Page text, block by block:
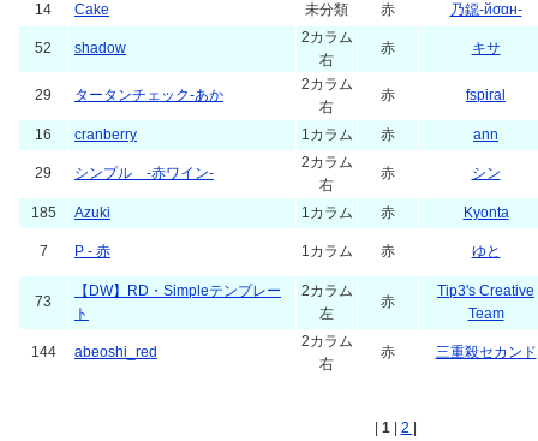
14 Cake 未分類 赤 乃鐚-йσαн-
52 shadow
2カラム
右
赤 キサ
29 タータンチェック-あか
2カラム
右
赤 fspiral
16 cranberry 1カラム 赤 ann
29 シンプル -赤ワイン-
2カラム
右
赤 シン
185 Azuki 1カラム 赤 Kyonta
7 P - 赤 1カラム 赤 ゆと
73
【DW】RD・Simpleテンプレー
ト
2カラム
左
赤
Tip3's Creative
Team
144 abeoshi_red
2カラム
右
赤 三重殺セカンド
1 2